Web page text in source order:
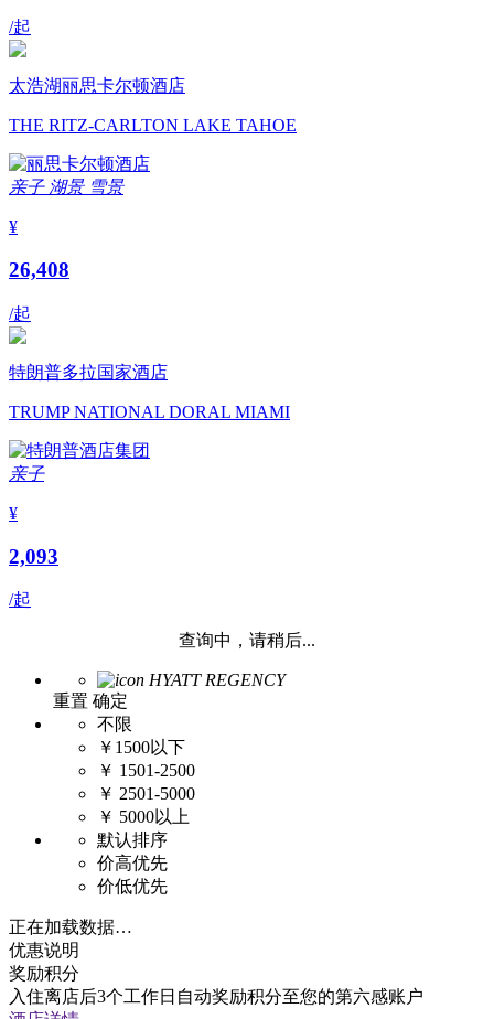
/起
太浩湖丽思卡尔顿酒店
THE RITZ-CARLTON LAKE TAHOE
亲子 湖景 雪景
¥
26,408
/起
特朗普多拉国家酒店
TRUMP NATIONAL DORAL MIAMI
亲子
¥
2,093
/起
查询中，请稍后...
HYATT REGENCY
重置 确定
不限
￥1500以下
￥ 1501-2500
￥ 2501-5000
￥ 5000以上
默认排序
价高优先
价低优先
正在加载数据…
优惠说明
奖励积分
入住离店后3个工作日自动奖励积分至您的第六感账户